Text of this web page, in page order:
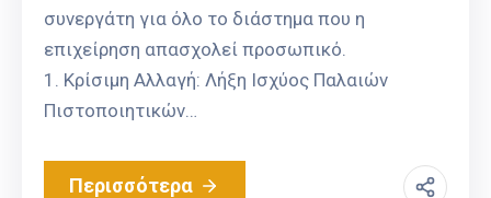
συνεργάτη για όλο το διάστημα που η
επιχείρηση απασχολεί προσωπικό.
1. Κρίσιμη Αλλαγή: Λήξη Ισχύος Παλαιών
Πιστοποιητικών…
Περισσότερα